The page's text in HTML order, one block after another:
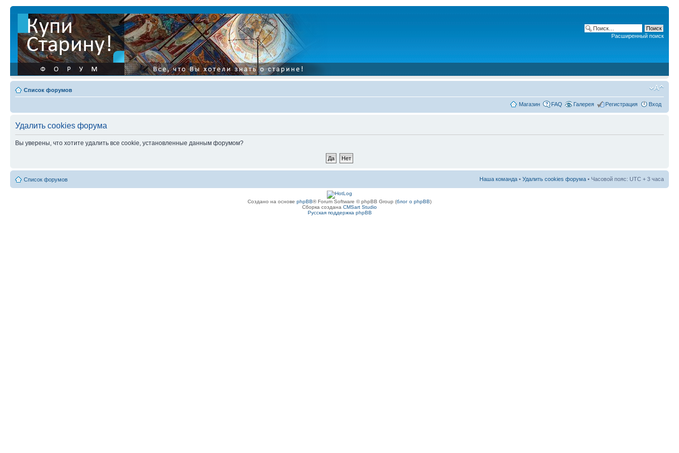
Расширенный поиск
Список форумов
Магазин FAQ Галерея Регистрация Вход
Удалить cookies форума
Вы уверены, что хотите удалить все cookie, установленные данным форумом?
Список форумов Наша команда • Удалить cookies форума • Часовой пояс: UTC + 3 часа
Создано на основе phpBB® Forum Software © phpBB Group (блог о phpBB)
Сборка создана CMSart Studio
Русская поддержка phpBB